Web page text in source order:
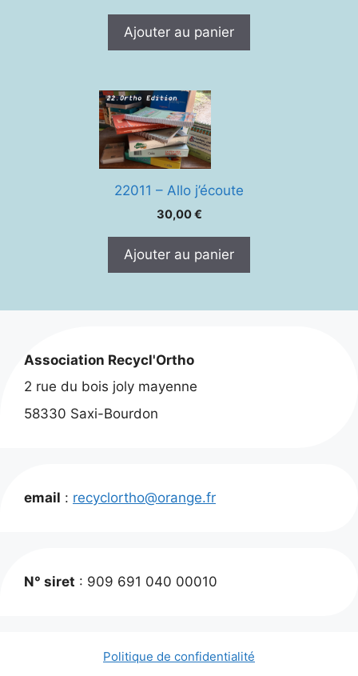
Ajouter au panier
22011 – Allo j’écoute
30,00€
Ajouter au panier
Association Recycl'Ortho
2 rue du bois joly mayenne
58330 Saxi-Bourdon
email : recyclortho@orange.fr
N° siret : 909 691 040 00010
Politique de confidentialité